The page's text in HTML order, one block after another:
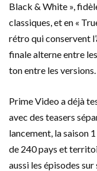
Black & White »,
classiques, et en «
rétro qui conservent
finale alterne entre
ton entre les versions.
Prime Video a déjà
avec des teasers
lancement, la saison
de 240 pays et
aussi les épisodes